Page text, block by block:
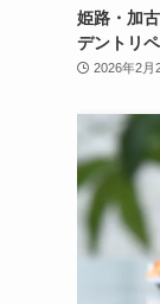
姫路・加
デントリ
2026年2月